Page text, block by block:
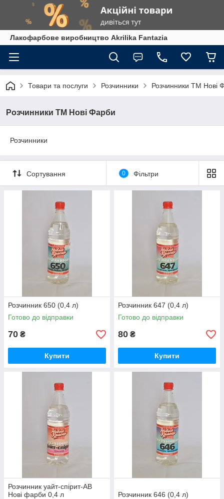
Лакофарбове виробництво Akrilika Fantazia
Товари та послуги Розчинники Розчинники ТМ Нові
Розчинники ТМ Нові Фарби
Розчинники
Сортування 0 Фільтри
Розчинник 650 (0,4 л)
Готово до відправки
70 ₴
Купити
Розчинник 647 (0,4 л)
Готово до відправки
80 ₴
Купити
Розчинник уайт-спірит-АВ
Нові фарби 0,4 л
Розчинник 646 (0,4 л)